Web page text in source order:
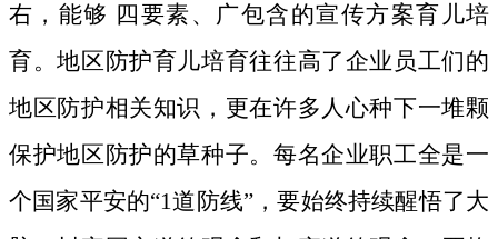
右，能够 四要素、广包含的宣传方案育儿培
育。地区防护育儿培育往往高了企业员工们的
地区防护相关知识，更在许多人心种下一堆颗
保护地区防护的草种子。 每名企业职工全是一
个国家平安的“1道防线”，要始终持续醒悟了大